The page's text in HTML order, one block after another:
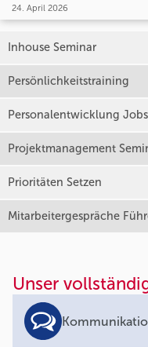
24. April 2026
Inhouse Seminar
Persönlichkeitstraining
Personalentwicklung Jobs
Projektmanagement
Prioritäten Setzen
Mitarbeitergespräche
Unser